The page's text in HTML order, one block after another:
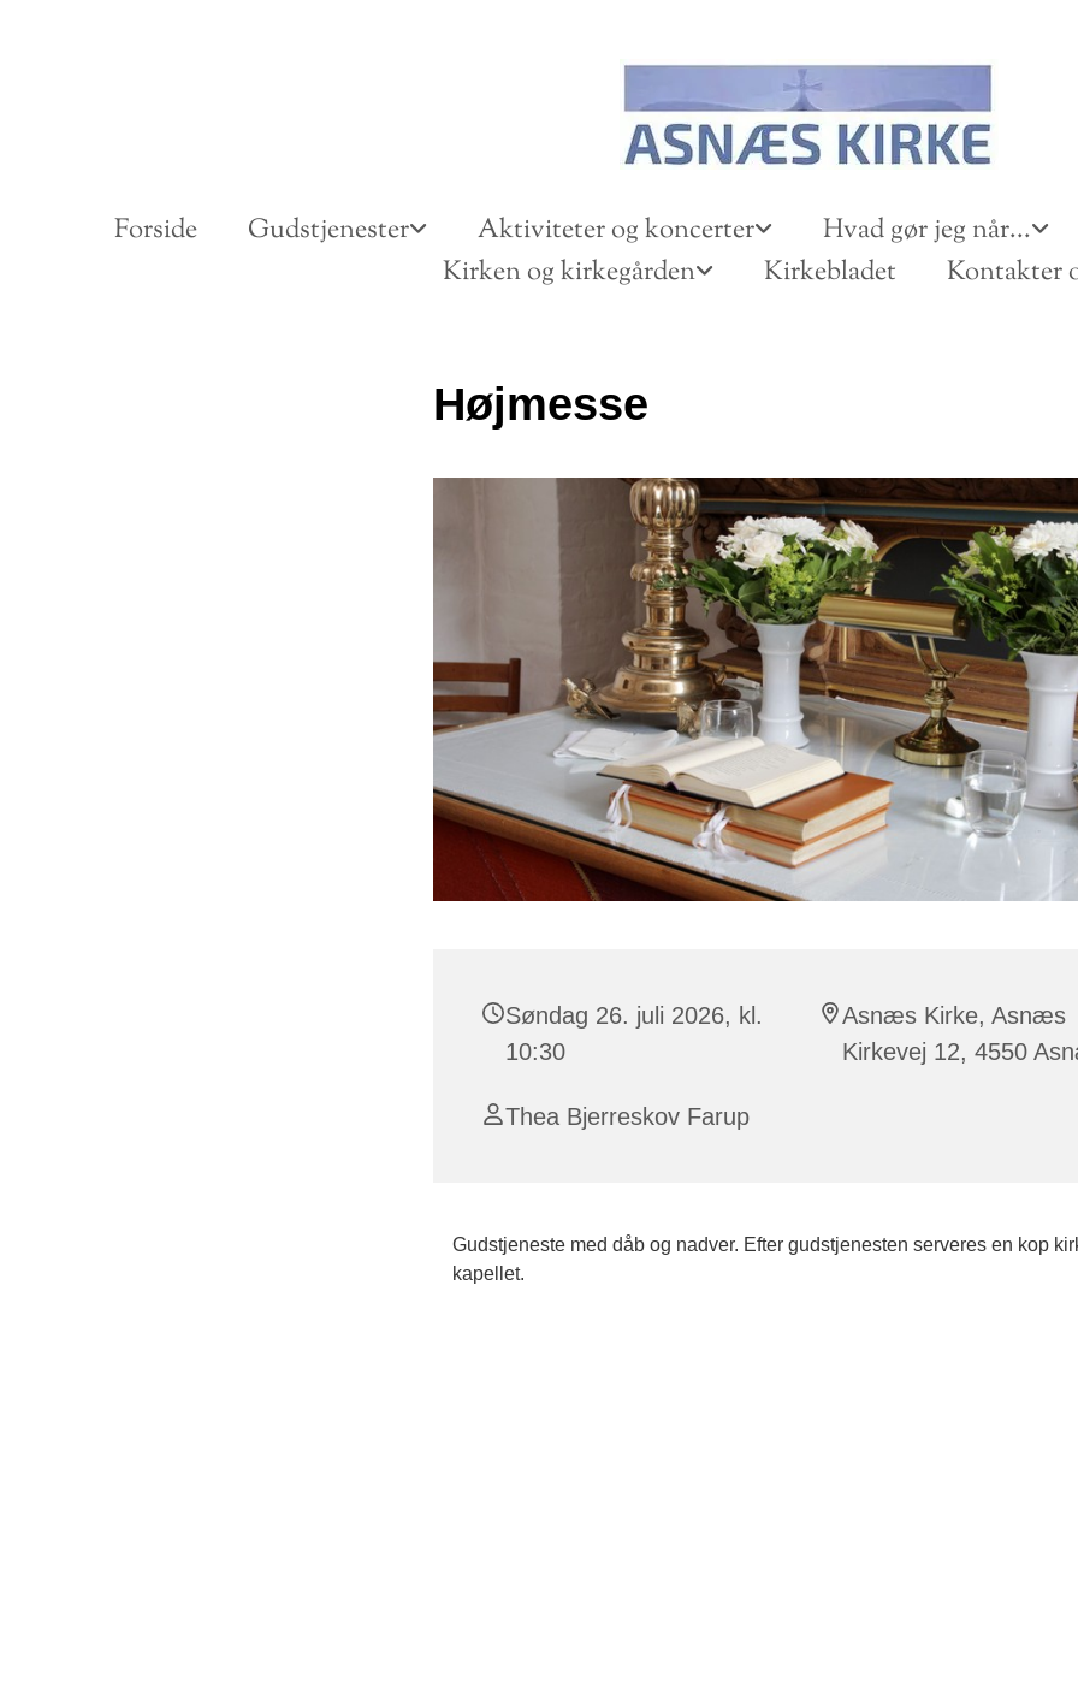
Forside Gudstjenester Aktiviteter og koncerter
Hvad gør jeg når...
Kirken og kirkegården
Kirkebladet Kontakter
Højmesse
Søndag 26. juli 2026, kl.
10:30
Asnæs Kirke, Asnæs
Kirkevej 12, 4550
Thea Bjerreskov Farup
Gudstjeneste med dåb og nadver. Efter gudstjenesten serveres en kop
kapellet.